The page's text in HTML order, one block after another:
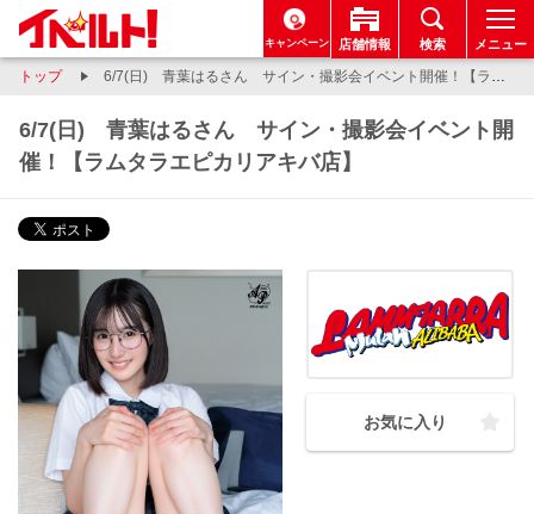
キャンペーン 店舗情報 検索 メニュー
トップ 6/7(日) 青葉はるさん サイン・撮影会イベント開催！【ラムタラエピカリアキバ店】
6/7(日) 青葉はるさん サイン・撮影会イベント開
催！【ラムタラエピカリアキバ店】
お気に入り